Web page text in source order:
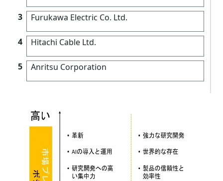
3 Furukawa Electric Co. Ltd.
4 Hitachi Cable Ltd.
5 Anritsu Corporation